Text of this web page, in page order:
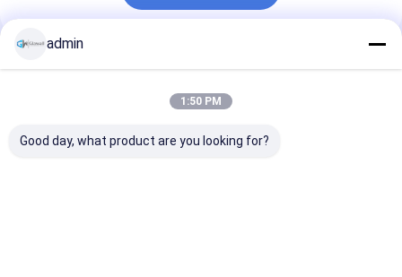
Produits Recommandés
admin
1:50 PM
Good day, what product are you looking for?